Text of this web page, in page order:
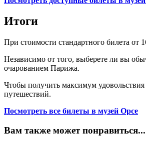
Итоги
При стоимости стандартного билета от
Независимо от того, выберете ли вы
очарованием Парижа.
Чтобы получить максимум
путешествий.
Посмотреть все билеты в музей Орсе
Вам также может понравиться...